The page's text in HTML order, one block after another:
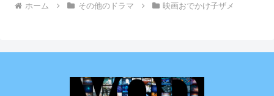
ホーム その他のドラマ 映画おでかけ子ザメ